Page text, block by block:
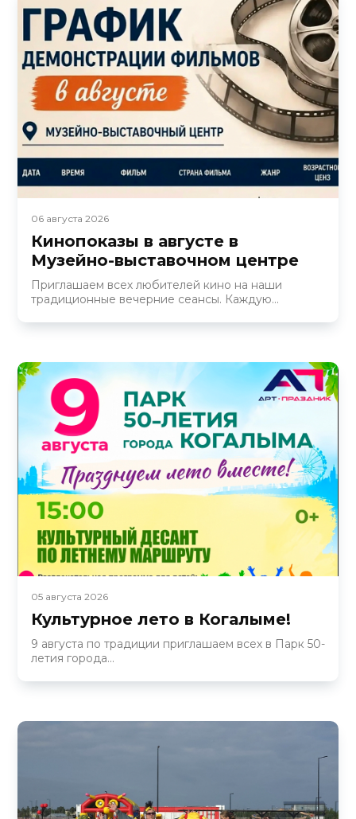
06 августа 2026
Кинопоказы в августе в
Музейно-выставочном центре
Приглашаем всех любителей кино на наши
традиционные вечерние сеансы. Каждую...
05 августа 2026
Культурное лето в Когалыме!
9 августа по традиции приглашаем всех в Парк 50-
летия города...